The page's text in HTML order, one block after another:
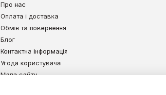
Про нас
Оплата і доставка
Обмін та повернення
Блог
Контактна інформація
Угода користувача
Мапа сайту